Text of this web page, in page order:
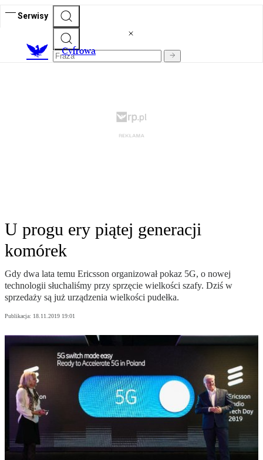
Serwisy
Cyfrowa
U progu ery piątej generacji
komórek
Gdy dwa lata temu Ericsson organizował pokaz 5G, o nowej
technologii słuchaliśmy przy sprzęcie wielkości szafy. Dziś w
sprzedaży są już urządzenia wielkości pudełka.
Publikacja: 18.11.2019 19:01